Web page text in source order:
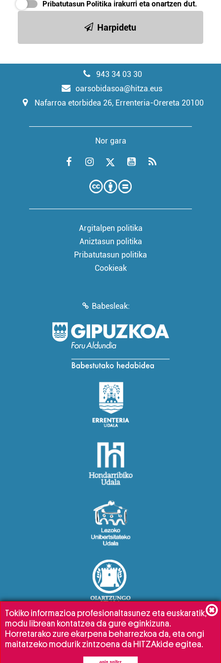
Pribatutasun Politika irakurri eta onartzen dut.
Harpidetu
943 34 03 30
oarsobidasoa@hitza.eus
Nafarroa etorbidea 26, Errenteria-Orereta 20100
Nor gara
Argitalpen politika
Aniztasun politika
Pribatutasun politika
Cookieak
Babesleak:
Tokiko informazioa profesionaltasunez eta euskaratik,
modu librean kontatzea da gure eginkizuna.
Horretarako zure ekarpena beharrezkoa da, eta ongi
maitatzeko modurik zintzoena da HITZAkide egitea.